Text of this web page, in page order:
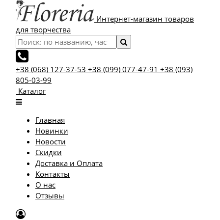
Интернет-магазин товаров
для творчества
+38 (068) 127-37-53 +38 (099) 077-47-91 +38 (093)
805-03-99
Каталог
Главная
Новинки
Новости
Скидки
Доставка и Оплата
Контакты
О нас
Отзывы